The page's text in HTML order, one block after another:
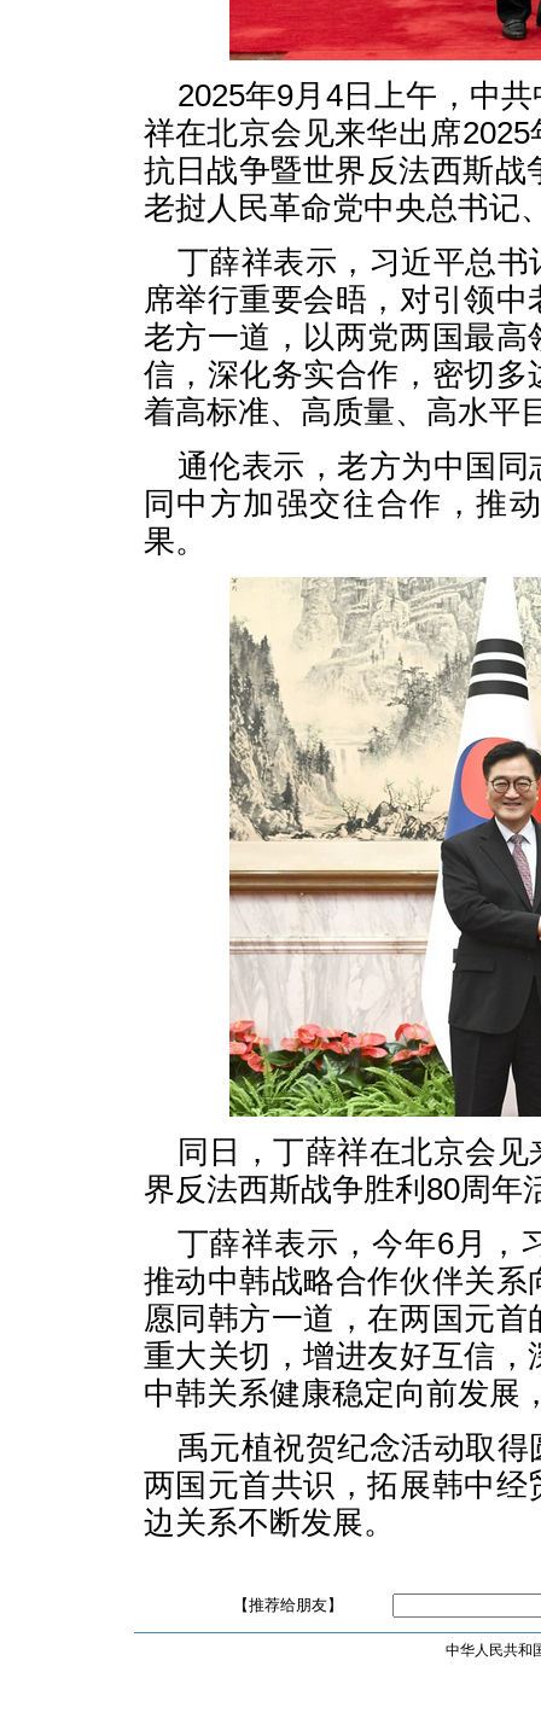
2025年9月4日上午，中
祥在北京会见来华出席
抗日战争暨世界反法西斯
老挝人民革命党中央总书记
丁薛祥表示，习近平总
席举行重要会晤，对引领
老方一道，以两党两国最
信，深化务实合作，密切
着高标准、高质量、高水平
通伦表示，老方为中国
同中方加强交往合作，推
果。
同日，丁薛祥在北京会
界反法西斯战争胜利80周年
丁薛祥表示，今年6月，
推动中韩战略合作伙伴关
愿同韩方一道，在两国元
重大关切，增进友好互信
中韩关系健康稳定向前发展
禹元植祝贺纪念活动取
两国元首共识，拓展韩中
边关系不断发展。
【推荐给朋友】
中华人民共和